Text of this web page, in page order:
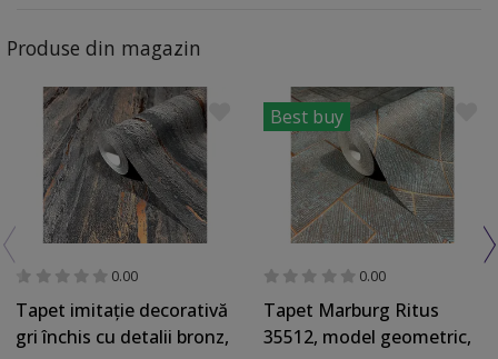
Produse din magazin
0.00
Tapet imitaţie decorativă
gri închis cu detalii bronz,
Best buy
0.00
Tapet Marburg Ritus
35512, model geometric,